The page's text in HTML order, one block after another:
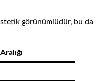
görünümlüdür, bu da